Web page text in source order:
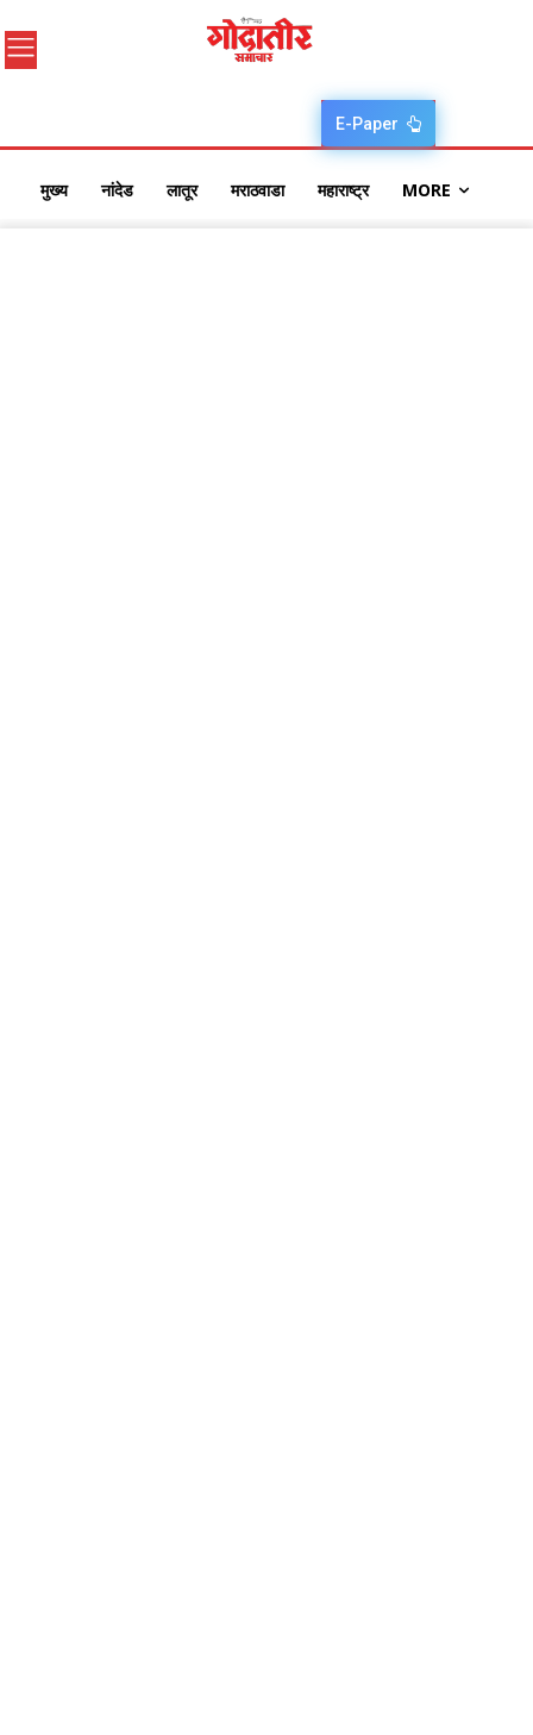
E-Paper
मुख्य नांदेड लातूर मराठवाडा महाराष्ट्र MORE